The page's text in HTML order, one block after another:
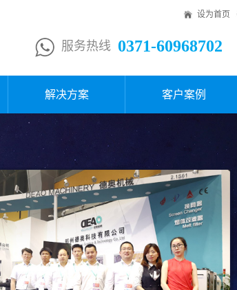
设为首页
服务热线 0371-60968702
解决方案 客户案例